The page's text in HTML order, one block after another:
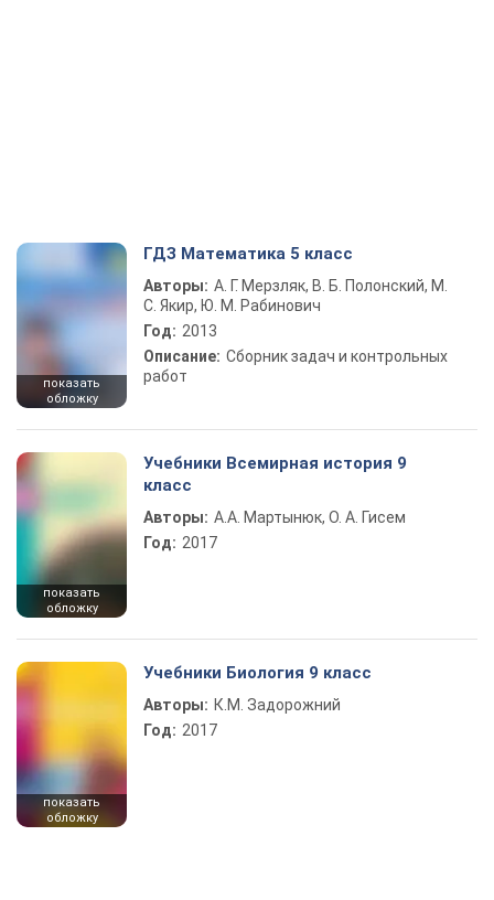
показать
обложку
ГДЗ Математика 5 класс
Авторы: А. Г. Мерзляк, В. Б. Полонский, М.
С. Якир, Ю. М. Рабинович
Год: 2013
Описание: Сборник задач и контрольных
работ
показать
обложку
Учебники Всемирная история 9
класс
Авторы: А.А. Мартынюк, О. А. Гисем
Год: 2017
показать
обложку
Учебники Биология 9 класс
Авторы: К.М. Задорожний
Год: 2017